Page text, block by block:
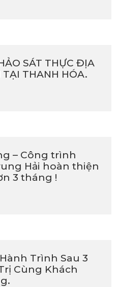
SÁT THỰC ĐỊA
THANH HÓA.
– Công trình
Hải hoàn thiện
3 tháng !
Hành Trình Sau 3
Cùng Khách